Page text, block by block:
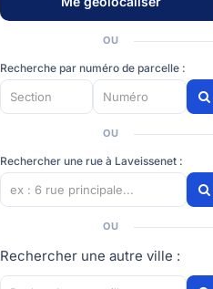
OU
Recherche par numéro de parcelle :
OU
Rechercher une rue à Laveissenet :
OU
Rechercher une autre ville :